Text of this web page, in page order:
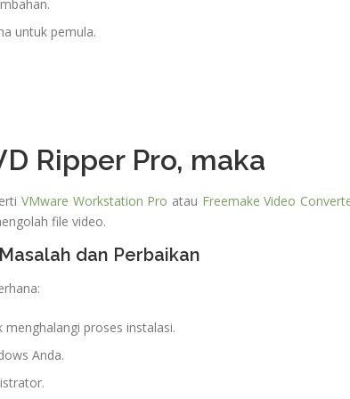
untuk pemula.
Ripper Pro, maka
VMware Workstation Pro atau Freemake Video
file video.
dan Perbaikan
proses instalasi.
Anda.